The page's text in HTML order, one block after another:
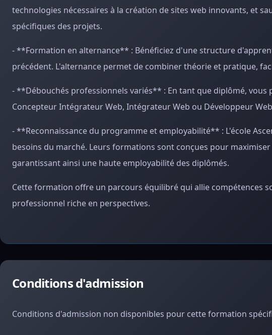
technologies nécessaires à la création de sites web innovants, et
spécifiques des projets.
- **Formation en alternance** : Bénéficiez d'une structure
précédent. L'alternance permet de combiner théorie et pratique,
- **Débouchés professionnels variés** : En tant que diplômé,
Concepteur Intégrateur Web, Intégrateur Web ou Développeur
- **Reconnaissance du programme et employabilité** : L'école
besoins du marché. Leurs formations sont conçues pour
garantissant ainsi une haute employabilité des diplômés.
Cette formation offre un parcours équilibré qui allie compétences
professionnel riche en perspectives.
Conditions d'admission
Conditions d'admission non disponibles pour cette formation